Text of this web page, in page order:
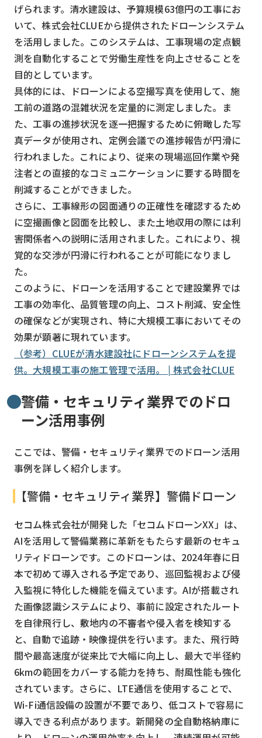
げられます。清水建設は、予算規模63億円の工事にお
いて、株式会社CLUEから提供されたドローンシステム
を活用しました。このシステムは、工事現場の定点観
測を自動化することで労働生産性を向上させることを
目的としています。
具体的には、ドローンによる空撮写真を使用して、施
工前の道路の混雑状況を定量的に測定しました。ま
た、工事の進捗状況を逐一把握するために俯瞰した写
真データが使用され、定例会議での進捗報告が円滑に
行われました。これにより、従来の現場巡回作業や発
注者との直接的なコミュニケーションに要する時間を
削減することができました。
さらに、工事線形の図面通りの正確性を確認するため
に空撮画像と図面を比較し、また土地収用の際には利
害関係者への説明に活用されました。これにより、視
覚的な交渉が円滑に行われることが可能になりまし
た。
このように、ドローンを活用することで建設業界では
工事の効率化、品質管理の向上、コスト削減、安全性
の確保などが実現され、特に大規模工事においてその
効果が顕著に現れています。
（参考）CLUEが清水建設社にドローンシステムを提
供。大規模工事の施工管理で活用。 | 株式会社CLUE
警備・セキュリティ業界でのドロ
ーン活用事例
ここでは、警備・セキュリティ業界でのドローン活用
事例を詳しく紹介します。
【警備・セキュリティ業界】警備ドローン
セコム株式会社が開発した「セコムドローンXX」は、
AIを活用して警備業務に革新をもたらす最新のセキュ
リティドローンです。このドローンは、2024年春に日
本で初めて導入される予定であり、巡回監視および侵
入監視に特化した機能を備えています。AIが搭載され
た画像認識システムにより、事前に設定されたルート
を自律飛行し、敷地内の不審者や侵入者を検知する
と、自動で追跡・映像提供を行います。また、飛行時
間や最高速度が従来比で大幅に向上し、最大で半径約
6kmの範囲をカバーする能力を持ち、耐風性能も強化
されています。さらに、LTE通信を使用することで、
Wi-Fi通信設備の設置が不要であり、低コストで容易に
導入できる利点があります。新開発の全自動格納庫に